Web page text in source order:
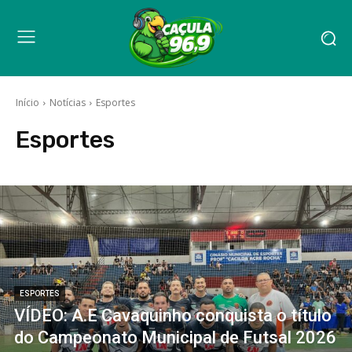
Início Notícias Esportes
Esportes
ESPORTES
VÍDEO: A.E Cavaquinho conquista o título
do Campeonato Municipal de Futsal 2026